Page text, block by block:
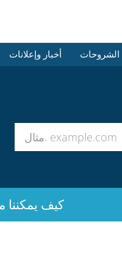
أخبار وإعلانات الشروحات
كيف